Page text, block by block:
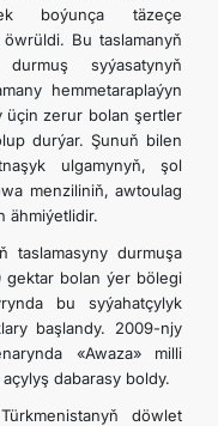
boýunça täzeçe
Bu taslamanyň
syýasatynyň
hemmetaraplaýyn
üçin zerur bolan şertler
durýar. Şunuň bilen
ulgamynyň, şol
menziliniň, awtoulag
ähmiýetlidir.
taslamasyny durmuşa
gektar bolan ýer bölegi
bu syýahatçylyk
başlandy. 2009-njy
«Awaza» milli
dabarasy boldy.
döwlet